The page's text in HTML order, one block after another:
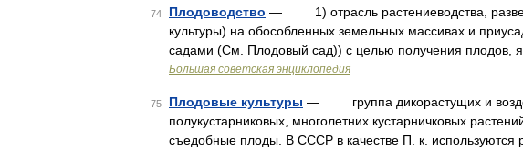
74 Плодоводство — 1) отрасль растениеводства,
культуры) на обособленных земельных массивах и
садами (См. Плодовый сад)) с целью получения плодов,
Большая советская энциклопедия
75 Плодовые культуры — группа дикорастущих и
полукустарниковых, многолетних кустарничковых
съедобные плоды. В СССР в качестве П. к. используются